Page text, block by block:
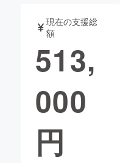
音楽
ゲーム・サ
現在の支援総
額
513,
000
円